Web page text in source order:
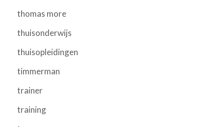
thomas more
thuisonderwijs
thuisopleidingen
timmerman
trainer
training